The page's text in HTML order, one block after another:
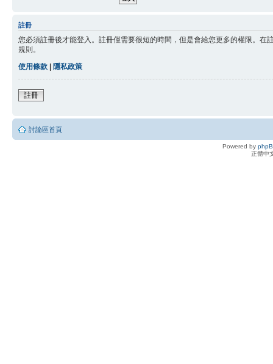
註冊
您必須註冊後才能登入。註冊僅需要很短的時間，但是會給您更多的權限。
規則。
使用條款 | 隱私政策
註冊
討論區首頁
Powered by
正體中